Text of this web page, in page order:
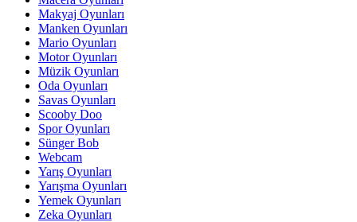
Makyaj Oyunları
Manken Oyunları
Mario Oyunları
Motor Oyunları
Müzik Oyunları
Oda Oyunları
Savas Oyunları
Scooby Doo
Spor Oyunları
Sünger Bob
Webcam
Yarış Oyunları
Yarışma Oyunları
Yemek Oyunları
Zeka Oyunları